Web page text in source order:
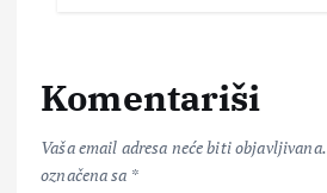
Komentariši
Vaša email adresa neće biti objavljivana.
označena sa *